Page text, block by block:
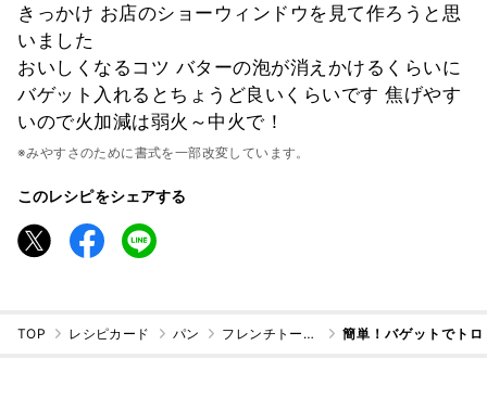
きっかけ お店のショーウィンドウを見て作ろうと思
いました
おいしくなるコツ バターの泡が消えかけるくらいに
バゲット入れるとちょうど良いくらいです 焦げやす
いので火加減は弱火～中火で！
※みやすさのために書式を一部改変しています。
このレシピをシェアする
TOP レシピカード パン フレンチトースト 簡単！バゲットでト